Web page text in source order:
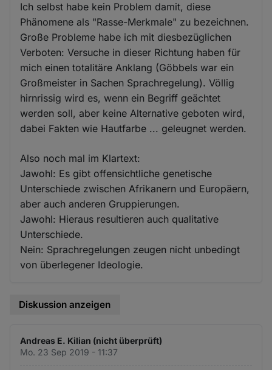
Ich selbst habe kein Problem damit, diese
Phänomene als "Rasse-Merkmale" zu bezeichnen.
Große Probleme habe ich mit diesbezüglichen
Verboten: Versuche in dieser Richtung haben für
mich einen totalitäre Anklang (Göbbels war ein
Großmeister in Sachen Sprachregelung). Völlig
hirnrissig wird es, wenn ein Begriff geächtet
werden soll, aber keine Alternative geboten wird,
dabei Fakten wie Hautfarbe ... geleugnet werden.
Also noch mal im Klartext:
Jawohl: Es gibt offensichtliche genetische
Unterschiede zwischen Afrikanern und Europäern,
aber auch anderen Gruppierungen.
Jawohl: Hieraus resultieren auch qualitative
Unterschiede.
Nein: Sprachregelungen zeugen nicht unbedingt
von überlegener Ideologie.
Diskussion anzeigen
Andreas E. Kilian (nicht überprüft)
Mo. 23 Sep 2019 - 11:37